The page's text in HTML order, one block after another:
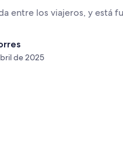
entre los viajeros, y está
de 2025